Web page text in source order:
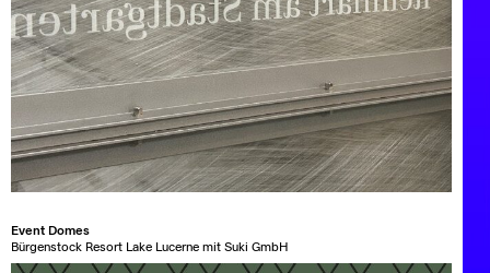
Event Domes
Bürgenstock Resort Lake Lucerne mit Suki GmbH